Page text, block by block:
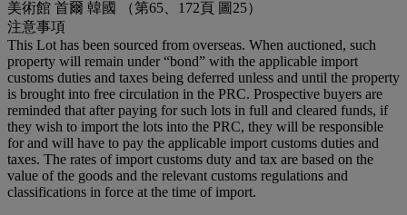
美術館 首爾 韓國 （第65、172頁 圖25）
注意事項
This Lot has been sourced from overseas. When auctioned, such
property will remain under “bond” with the applicable import
customs duties and taxes being deferred unless and until the property
is brought into free circulation in the PRC. Prospective buyers are
reminded that after paying for such lots in full and cleared funds, if
they wish to import the lots into the PRC, they will be responsible
for and will have to pay the applicable import customs duties and
taxes. The rates of import customs duty and tax are based on the
value of the goods and the relevant customs regulations and
classifications in force at the time of import.